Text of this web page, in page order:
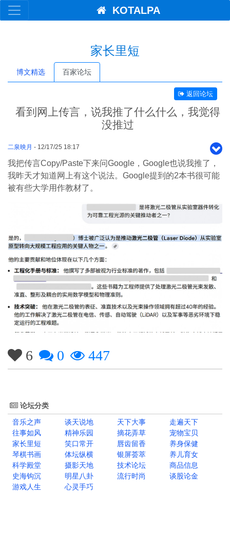
KOTALPA
家长里短
博文精选 百家论坛
返回论坛
看到网上传言，说我推了什么什么，我觉得
没推过
二泉映月 - 12/17/25 18:17
我把传言Copy/Paste下来问Google，Google也说我推了，
我昨天才知道网上有这个说法。Google提到的2本书很可能
被有些大学用作教材了。
6 0 447
论坛分类
音乐之声
谈天说地 天下大事
走遍天下
往事如风
精神乐园 摘花弄草
宠物宝贝
家长里短
笑口常开 唇齿留香
养身保健
琴棋书画
体坛纵横 银屏荟萃
养儿育女
科学殿堂
摄影天地 技术论坛
商品信息
史海钩沉
明星八卦 流行时尚
谈股论金
游戏人生
心灵手巧